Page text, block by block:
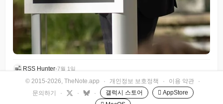
RSS Hunter•7월 1일
© 2015-2026, TheNote.app · 개인정보 보호정책 · 이용 약관
·
문의하기
· · · 갤럭시 스토어
 AppStore